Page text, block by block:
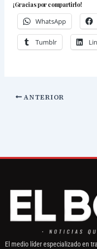
¡Gracias por compartirlo!
WhatsApp
Tumblr
ANTERIOR
El medio líder especializado en